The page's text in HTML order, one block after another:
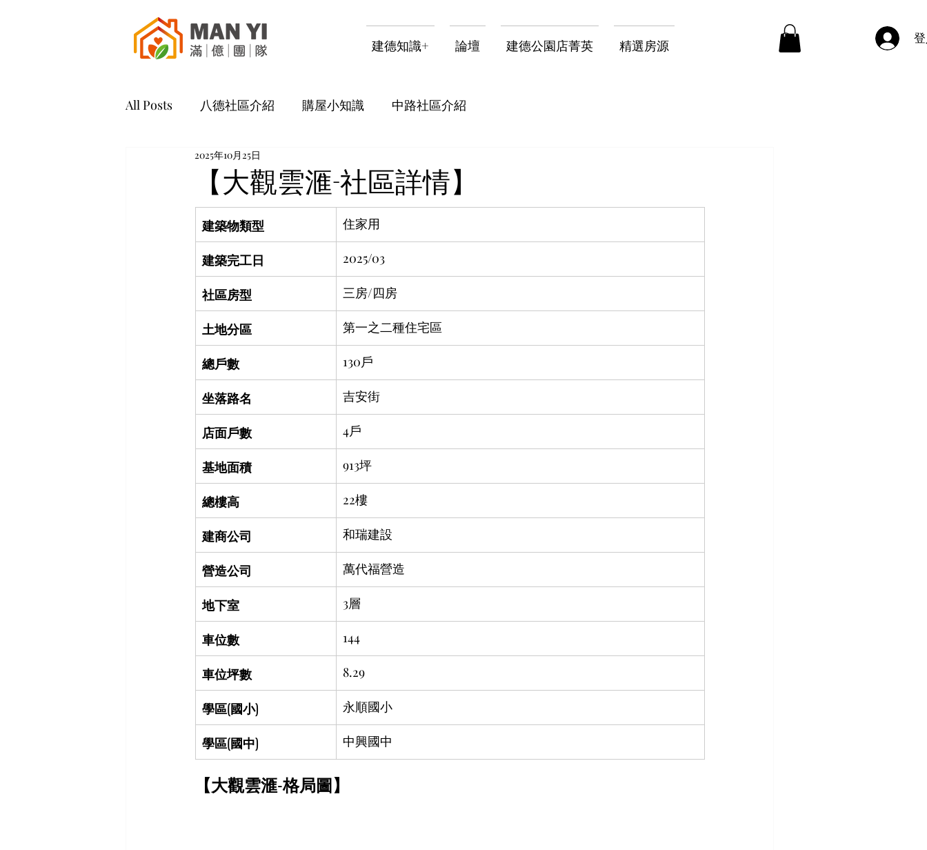
建德知識+ 論壇 建德公園店菁英 精選房源
All Posts 八德社區介紹 購屋小知識 中路社區介紹
【大觀雲滙-社區詳情】
2025年10月25日
建築物類型 住家用
建築完工日 2025/03
社區房型 三房/四房
土地分區 第一之二種住宅區
總戶數 130戶
坐落路名 吉安街
店面戶數 4戶
基地面積 913坪
總樓高 22樓
建商公司 和瑞建設
營造公司 萬代福營造
地下室 3層
車位數 144
車位坪數 8.29
學區(國小) 永順國小
學區(國中) 中興國中